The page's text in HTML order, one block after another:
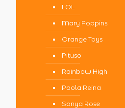
LOL
Mary Poppins
Orange Toys
Pituso
Rainbow High
Paola Reina
Sonya Rose